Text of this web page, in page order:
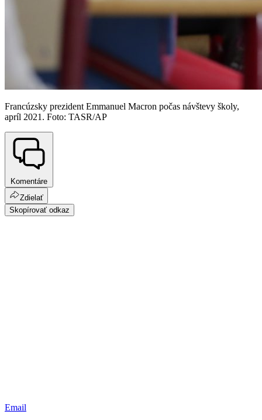
Francúzsky prezident Emmanuel Macron počas návštevy školy,
apríl 2021. Foto: TASR/AP
Komentáre
Zdielať
Skopírovať odkaz
Email